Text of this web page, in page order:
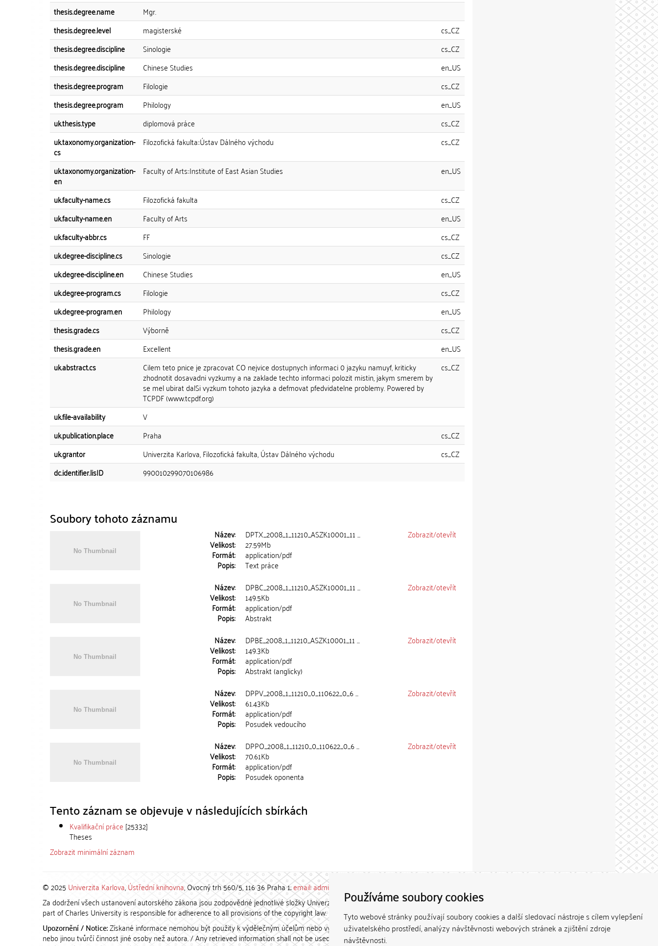
Používáme soubory cookies
Tyto webové stránky používají soubory cookies a další sledovací nástroje s cílem vylepšení
uživatelského prostředí, analýzy návštěvnosti webových stránek a zjištění zdroje
návštěvnosti.
thesis.degree.name
Mgr.
thesis.degree.level
magisterské
cs_CZ
thesis.degree.discipline
Sinologie
cs_CZ
thesis.degree.discipline
Chinese Studies
en_US
thesis.degree.program
Filologie
cs_CZ
thesis.degree.program
Philology
en_US
uk.thesis.type
diplomová práce
cs_CZ
uk.taxonomy.organization-
cs
Filozofická fakulta::Ústav Dálného východu cs_CZ
uk.taxonomy.organization-
en
Faculty of Arts::Institute of East Asian Studies en_US
uk.faculty-name.cs Filozofická fakulta
cs_CZ
uk.faculty-name.en
Faculty of Arts
en_US
uk.faculty-abbr.cs
FF
cs_CZ
uk.degree-discipline.cs
Sinologie
cs_CZ
uk.degree-discipline.en
Chinese Studies
en_US
uk.degree-program.cs
Filologie
cs_CZ
uk.degree-program.en
Philology
en_US
thesis.grade.cs
Výborně
cs_CZ
thesis.grade.en
Excellent
en_US
uk.abstract.cs
Cilem teto pnice je zpracovat CO nejvice dostupnych informaci 0 jazyku namuyf, kriticky
zhodnotit dosavadni vyzkumy a na zaklade techto informaci polozit mistin, jakym smerem by
se mel ubirat dalSi vyzkum tohoto jazyka a defmovat pfedvidatelne problemy. Powered by
TCPDF (www.tcpdf.org)
cs_CZ
uk.file-availability
V
uk.publication.place
Praha
cs_CZ
uk.grantor
Univerzita Karlova, Filozofická fakulta, Ústav Dálného východu
cs_CZ
dc.identifier.lisID
990010299070106986
Soubory tohoto záznamu
Název: DPTX_2008_1_11210_ASZK10001_11 ...
Velikost: 27.59Mb
Formát: application/pdf
Popis: Text práce
Zobrazit/otevřít
Název: DPBC_2008_1_11210_ASZK10001_11 ...
Velikost: 149.5Kb
Formát: application/pdf
Popis: Abstrakt
Zobrazit/otevřít
Název: DPBE_2008_1_11210_ASZK10001_11 ...
Velikost: 149.3Kb
Formát: application/pdf
Popis: Abstrakt (anglicky)
Zobrazit/otevřít
Název: DPPV_2008_1_11210_0_110622_0_6 ...
Velikost: 61.43Kb
Formát: application/pdf
Popis: Posudek vedoucího
Zobrazit/otevřít
Název: DPPO_2008_1_11210_0_110622_0_6 ...
Velikost: 70.61Kb
Formát: application/pdf
Popis: Posudek oponenta
Zobrazit/otevřít
Tento záznam se objevuje v následujících sbírkách
Kvalifikační práce [25332]
Theses
Zobrazit minimální záznam
© 2025 Univerzita Karlova,Ústřední knihovna, Ovocný trh 560/5, 116 36 Praha 1;email: admin-repozitar [at] cuni.cz
Za dodržení všech ustanovení autorského zákona jsou zodpovědné jednotlivé složky Univerzity Karlovy. / Each constituent
part of Charles University is responsible for adherence to all provisions of the copyright law.
Upozornění / Notice:Získané informace nemohou být použity k výdělečným účelům nebo vydávány za studijní, vědeckou
nebo jinou tvůrčí činnost jiné osoby než autora. / Any retrieved information shall not be used for any commercial purposes